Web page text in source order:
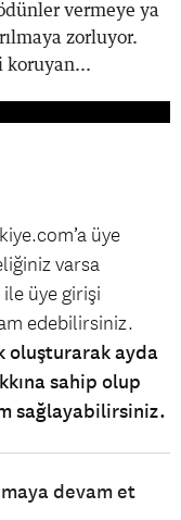
vermeye ya
zorluyor.
koruyan...
üye
varsa
üye girişi
edebilirsiniz.
oluşturarak ayda
sahip olup
sağlayabilirsiniz.
devam et